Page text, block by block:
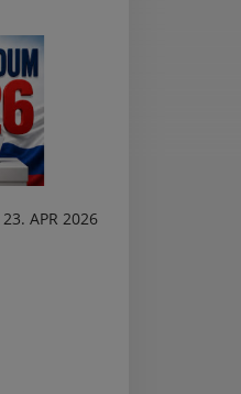
23. APR 2026